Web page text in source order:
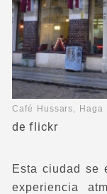
Café Hussars,
de flickr
Esta ciudad se
experiencia